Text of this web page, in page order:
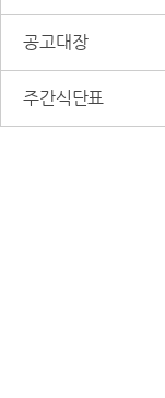
공고대장
주간식단표